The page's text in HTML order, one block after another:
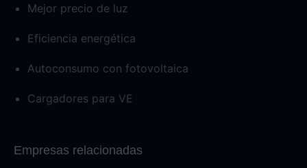
Mejor precio de luz
Eficiencia energética
Autoconsumo con fotovoltaica
Cargadores para VE
Empresas relacionadas